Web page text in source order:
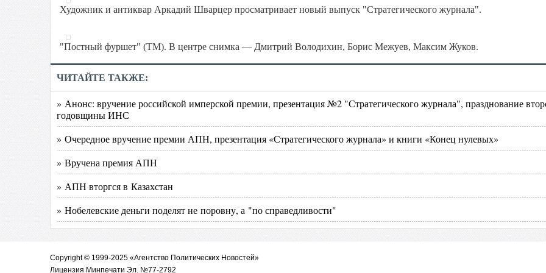
Художник и антиквар Аркадий Шварцер просматривает новый выпуск "Стратегического журнала".
"Постный фуршет" (ТМ). В центре снимка — Дмитрий Володихин, Борис Межуев, Максим Жуков.
ЧИТАЙТЕ ТАКЖЕ:
» Анонс: вручение российской имперской премии, презентация №2 "Стратегического журнала", празднование
годовщины ИНС
» Очередное вручение премии АПН, презентация «Стратегического журнала» и книги «Конец нулевых»
» Вручена премия АПН
» АПН вторгся в Казахстан
» Нобелевские деньги поделят не поровну, а "по справедливости"
Copyright © 1999-2025 «Агентство Политических Новостей»
Лицензия Минпечати Эл. №77-2792